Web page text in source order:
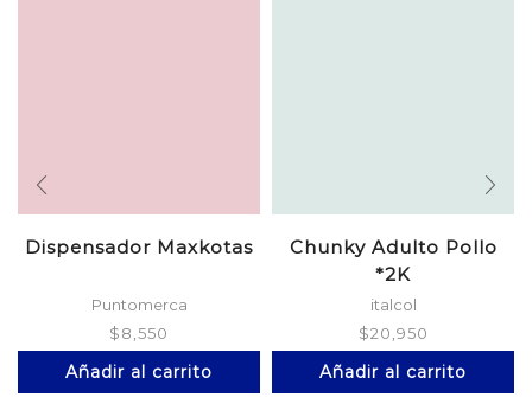
Dispensador Maxkotas
Puntomerca
$8,550
Añadir al carrito
Chunky Adulto Pollo
*2K
italcol
$20,950
Añadir al carrito